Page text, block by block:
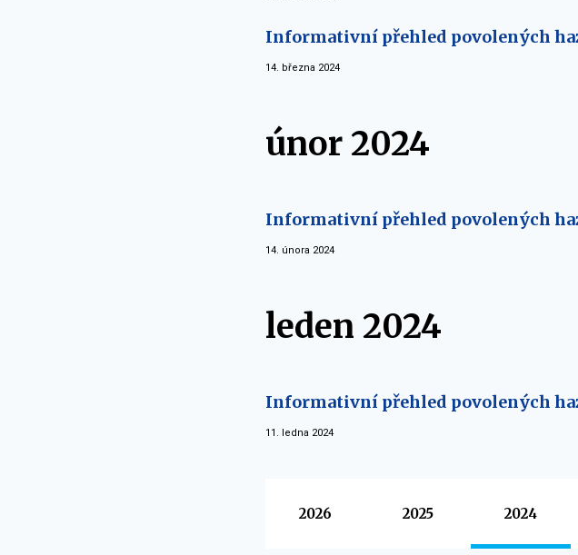
Informativní přehled povolených
14. března 2024
únor 2024
Informativní přehled povolených
14. února 2024
leden 2024
Informativní přehled povolených
11. ledna 2024
2026 2025 2024